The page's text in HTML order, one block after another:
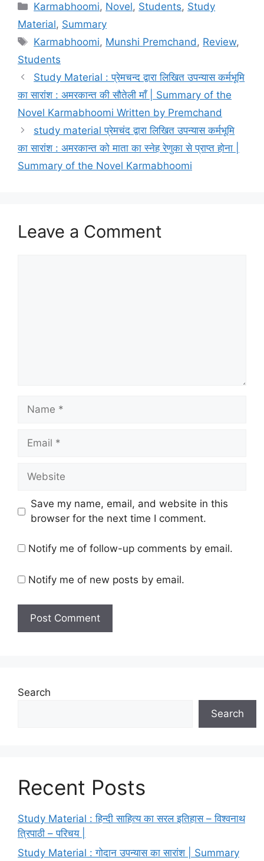
Karmabhoomi, Novel, Students, Study
Material, Summary
Karmabhoomi, Munshi Premchand, Review,
Students
Study Material : प्रेमचन्द द्वारा लिखित उपन्यास कर्मभूमि
का सारांश : अमरकान्त की सौतेली माँ | Summary of the
Novel Karmabhoomi Written by Premchand
study material प्रेमचंद द्वारा लिखित उपन्यास कर्मभूमि
का सारांश : अमरकान्त को माता का स्नेह रेणुका से प्राप्त होना |
Summary of the Novel Karmabhoomi
Leave a Comment
Save my name, email, and website in this
browser for the next time I comment.
Notify me of follow-up comments by email.
Notify me of new posts by email.
Search
Search
Recent Posts
Study Material : हिन्दी साहित्य का सरल इतिहास – विश्वनाथ
त्रिपाठी – परिचय |
Study Material : गोदान उपन्यास का सारांश | Summary